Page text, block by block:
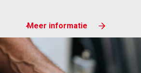
Klantportaal Werken bij
Vestigingen Nieuws
Meer informatie